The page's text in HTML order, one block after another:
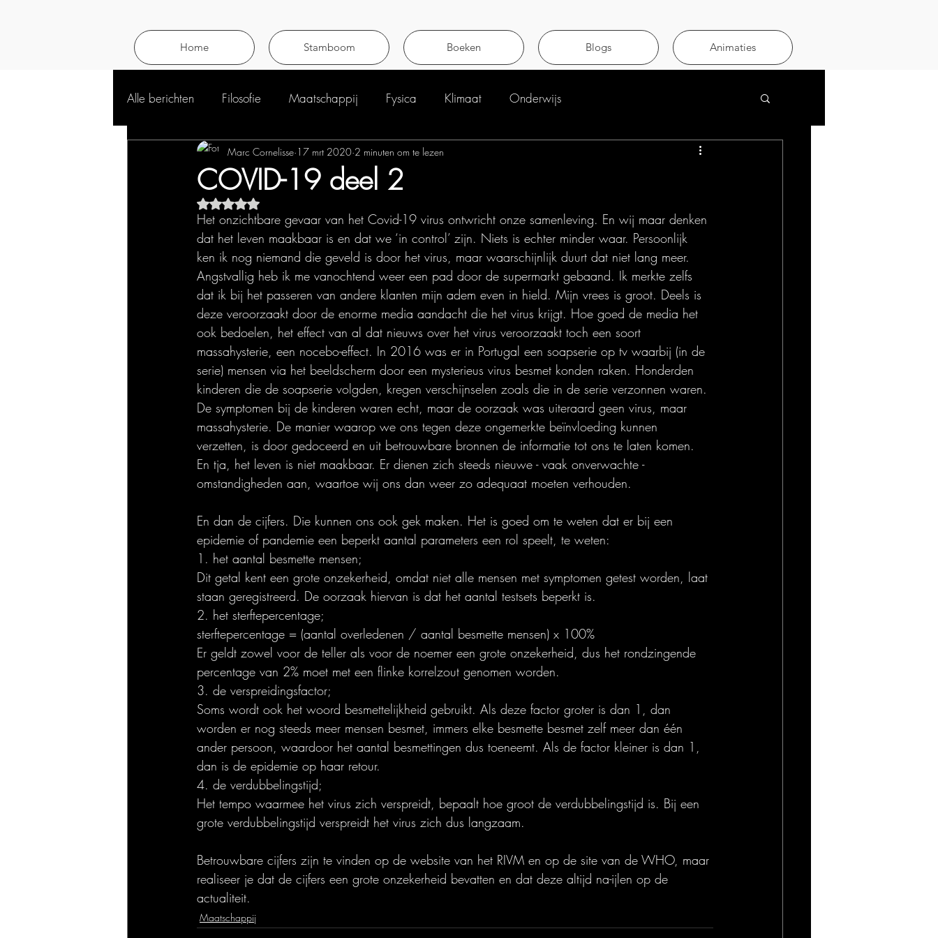
Home Stamboom Boeken Blogs Animaties
Alle berichten Filosofie Maatschappij Fysica Klimaat Onderwijs
COVID-19 deel 2
Marc Cornelisse 17 mrt 2020 2 minuten om te lezen
Beoordeeld met NaN uit 5 sterren.
Het onzichtbare gevaar van het Covid-19 virus ontwricht onze samenleving. En wij maar denken
dat het leven maakbaar is en dat we ‘in control’ zijn. Niets is echter minder waar. Persoonlijk
ken ik nog niemand die geveld is door het virus, maar waarschijnlijk duurt dat niet lang meer.
Angstvallig heb ik me vanochtend weer een pad door de supermarkt gebaand. Ik merkte zelfs
dat ik bij het passeren van andere klanten mijn adem even in hield. Mijn vrees is groot. Deels is
deze veroorzaakt door de enorme media aandacht die het virus krijgt. Hoe goed de media het
ook bedoelen, het effect van al dat nieuws over het virus veroorzaakt toch een soort
massahysterie, een nocebo-effect. In 2016 was er in Portugal een soapserie op tv waarbij (in de
serie) mensen via het beeldscherm door een mysterieus virus besmet konden raken. Honderden
kinderen die de soapserie volgden, kregen verschijnselen zoals die in de serie verzonnen waren.
De symptomen bij de kinderen waren echt, maar de oorzaak was uiteraard geen virus, maar
massahysterie. De manier waarop we ons tegen deze ongemerkte beïnvloeding kunnen
verzetten, is door gedoceerd en uit betrouwbare bronnen de informatie tot ons te laten komen.
En tja, het leven is niet maakbaar. Er dienen zich steeds nieuwe - vaak onverwachte -
omstandigheden aan, waartoe wij ons dan weer zo adequaat moeten verhouden.
En dan de cijfers. Die kunnen ons ook gek maken. Het is goed om te weten dat er bij een
epidemie of pandemie een beperkt aantal parameters een rol speelt, te weten:
1. het aantal besmette mensen;
Dit getal kent een grote onzekerheid, omdat niet alle mensen met symptomen getest worden, laat
staan geregistreerd. De oorzaak hiervan is dat het aantal testsets beperkt is.
2. het sterftepercentage;
sterftepercentage = (aantal overledenen / aantal besmette mensen) x 100%
Er geldt zowel voor de teller als voor de noemer een grote onzekerheid, dus het rondzingende
percentage van 2% moet met een flinke korrelzout genomen worden.
3. de verspreidingsfactor;
Soms wordt ook het woord besmettelijkheid gebruikt. Als deze factor groter is dan 1, dan
worden er nog steeds meer mensen besmet, immers elke besmette besmet zelf meer dan één
ander persoon, waardoor het aantal besmettingen dus toeneemt. Als de factor kleiner is dan 1,
dan is de epidemie op haar retour.
4. de verdubbelingstijd;
Het tempo waarmee het virus zich verspreidt, bepaalt hoe groot de verdubbelingstijd is. Bij een
grote verdubbelingstijd verspreidt het virus zich dus langzaam.
Betrouwbare cijfers zijn te vinden op de website van het RIVM en op de site van de WHO, maar
realiseer je dat de cijfers een grote onzekerheid bevatten en dat deze altijd na-ijlen op de
actualiteit.
Maatschappij